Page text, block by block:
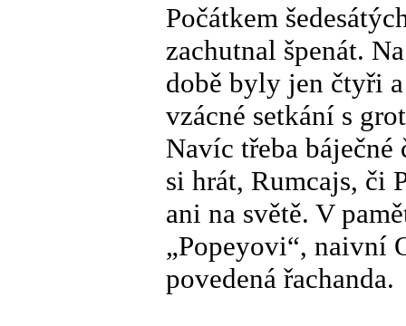
Počátkem
zachutnal špenát.
době byly jen čtyři
vzácné setkání s
Navíc třeba báječné
si hrát, Rumcajs, či
ani na světě. V
„Popeyovi“, naivní
povedená řachanda.